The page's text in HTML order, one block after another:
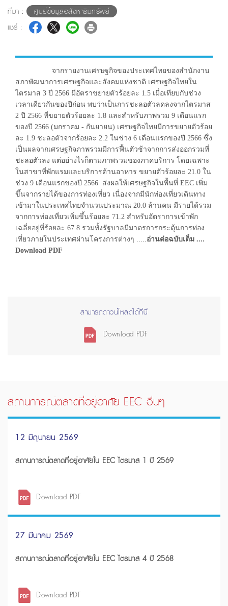
ที่มา :
ศูนย์ข้อมูลอสังหาริมทรัพย์
แชร์ :
จากรายงานเศรษฐกิจของประเทศไทยของสำนักงาน
สภาพัฒนาการเศรษฐกิจและสังคมแห่งชาติ เศรษฐกิจไทยใน
ไตรมาส 3 ปี 2566 มีอัตราขยายตัวร้อยละ 1.5 เมื่อเทียบกับช่วง
เวลาเดียวกันของปีก่อน พบว่าเป็นการชะลอตัวลดลงจากไตรมาส
2 ปี 2566 ที่ขยายตัวร้อยละ 1.8 และสำหรับภาพรวม 9 เดือนแรก
ของปี 2566 (มกราคม - กันยายน) เศรษฐกิจไทยมีการขยายตัวร้อย
ละ 1.9 ชะลอตัวจากร้อยละ 2.2 ในช่วง 6 เดือนแรกของปี 2566 ซึ่ง
เป็นผลจากเศรษฐกิจภาพรวมมีการฟื้นตัวช้าจากการส่งออกรวมที่
ชะลอตัวลง แต่อย่างไรก็ตามภาพรวมของภาคบริการ โดยเฉพาะ
ในสาขาที่พักแรมและบริการด้านอาหาร ขยายตัวร้อยละ 21.0 ใน
ช่วง 9 เดือนแรกของปี 2566 ส่งผลให้เศรษฐกิจในพื้นที่ EEC เพิ่ม
ขึ้นจากรายได้ของการท่องเที่ยว เนื่องจากมีนักท่องเที่ยวเดินทาง
เข้ามาในประเทศไทยจำนวนประมาณ 20.0 ล้านคน มีรายได้รวม
จากการท่องเที่ยวเพิ่มขึ้นร้อยละ 71.2 สำหรับอัตราการเข้าพัก
เฉลี่ยอยู่ที่ร้อยละ 67.8 รวมทั้งรัฐบาลมีมาตรการกระตุ้นการท่อง
เที่ยวภายในประเทศผ่านโครงการต่างๆ .....อ่านต่อฉบับเต็ม ....
Download PDF
สามารถดาวน์โหลดได้ที่นี่
Download PDF
สถานการณ์ตลาดที่อยู่อาศัย EEC อื่นๆ
12 มิถุนายน 2569
สถานการณ์ตลาดที่อยู่อาศัยใน EEC ไตรมาส 1 ปี 2569
Download PDF
27 มีนาคม 2569
สถานการณ์ตลาดที่อยู่อาศัยใน EEC ไตรมาส 4 ปี 2568
Download PDF